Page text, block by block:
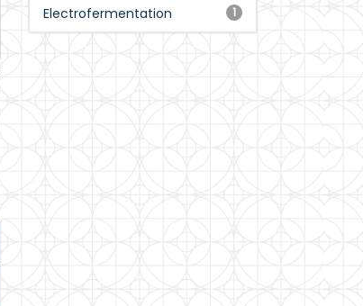
1
Electrofermentation